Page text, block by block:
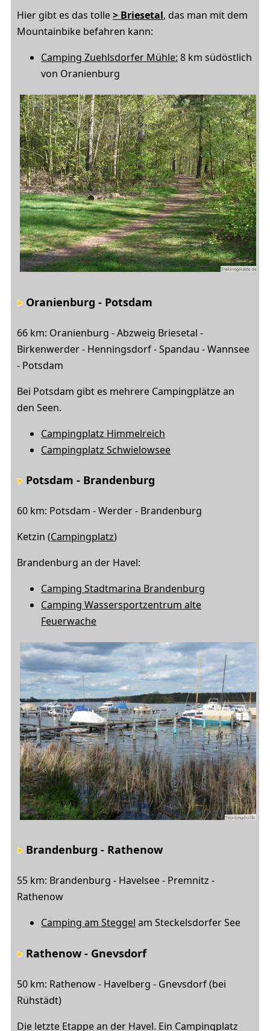
Hier gibt es das tolle> Briesetal, das man mit dem
Mountainbike befahren kann:
Camping Zuehlsdorfer Mühle: 8 km südöstlich
von Oranienburg
Oranienburg - Potsdam
66 km: Oranienburg - Abzweig Briesetal -
Birkenwerder - Henningsdorf - Spandau - Wannsee
- Potsdam
Bei Potsdam gibt es mehrere Campingplätze an
den Seen.
Campingplatz Himmelreich
Campingplatz Schwielowsee
Potsdam - Brandenburg
60 km: Potsdam - Werder - Brandenburg
Ketzin (Campingplatz)
Brandenburg an der Havel:
Camping Stadtmarina Brandenburg
Camping Wassersportzentrum alte
Feuerwache
Brandenburg - Rathenow
55 km: Brandenburg - Havelsee - Premnitz -
Rathenow
Camping am Steggel am Steckelsdorfer See
Rathenow - Gnevsdorf
50 km: Rathenow - Havelberg - Gnevsdorf (bei
Rühstädt)
Die letzte Etappe an der Havel. Ein Campingplatz